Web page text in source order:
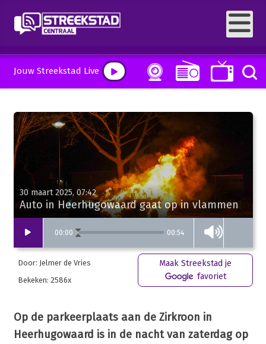
Jouw Streekstad Live
00:00 00:54
30 maart 2025, 07:42
Auto in Heerhugowaard gaat op in vlammen
Door: Jelmer de Vries
Bekeken: 2586x
Maak Streekstad je
favoriet
Op de parkeerplaats aan de Zirkroon in
Heerhugowaard is in de nacht van zaterdag op